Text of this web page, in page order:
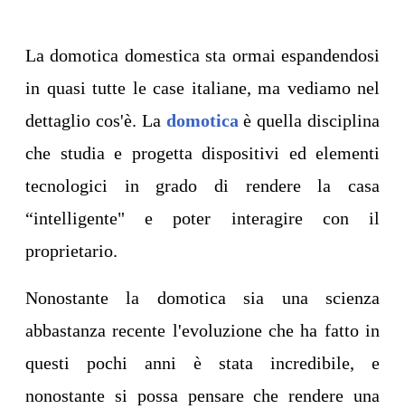
La domotica domestica sta ormai espandendosi
in quasi tutte le case italiane, ma vediamo nel
dettaglio cos'è. La domoticaè quella disciplina
che studia e progetta dispositivi ed elementi
tecnologici in grado di rendere la casa
“intelligente" e poter interagire con il
proprietario.
Nonostante la domotica sia una scienza
abbastanza recente l'evoluzione che ha fatto in
questi pochi anni è stata incredibile, e
nonostante si possa pensare che rendere una